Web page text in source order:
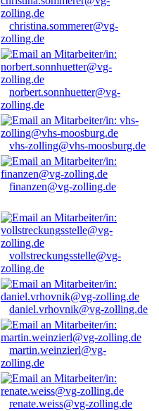
christina.sommerer@vg-
zolling.de
norbert.sonnhuetter@vg-
zolling.de
vhs-zolling@vhs-moosburg.de
finanzen@vg-zolling.de
vollstreckungsstelle@vg-
zolling.de
daniel.vrhovnik@vg-zolling.de
martin.weinzierl@vg-
zolling.de
renate.weiss@vg-zolling.de